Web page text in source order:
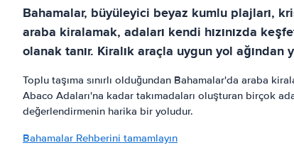
Bahamalar, büyüleyici beyaz kumlu plajları,
araba kiralamak, adaları kendi hızınızda
olanak tanır. Kiralık araçla uygun yol
Toplu taşıma sınırlı olduğundan Bahamalar'da araba
Abaco Adaları'na kadar takımadaları oluşturan birçok
değerlendirmenin harika bir yoludur.
Bahamalar Rehberini tamamlayın